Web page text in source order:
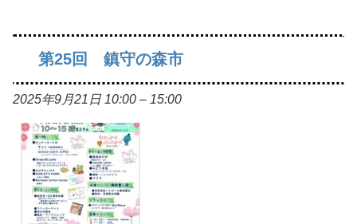
第25回 鎮守の森市
2025年9月21日 10:00 – 15:00